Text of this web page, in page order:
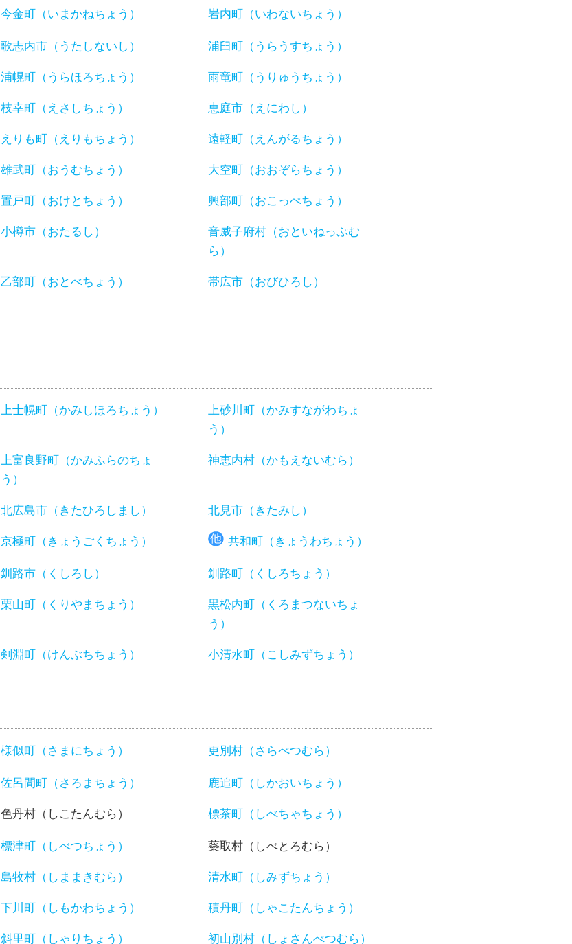
今金町（いまかねちょう） 岩内町（いわないちょう）
歌志内市（うたしないし） 浦臼町（うらうすちょう）
浦幌町（うらほろちょう） 雨竜町（うりゅうちょう）
枝幸町（えさしちょう） 恵庭市（えにわし）
えりも町（えりもちょう） 遠軽町（えんがるちょう）
雄武町（おうむちょう） 大空町（おおぞらちょう）
置戸町（おけとちょう） 興部町（おこっぺちょう）
小樽市（おたるし）
音威子府村（おといねっぷむ
ら）
乙部町（おとべちょう） 帯広市（おびひろし）
上士幌町（かみしほろちょう）
上砂川町（かみすながわちょ
う）
上富良野町（かみふらのちょ
う）
神恵内村（かもえないむら）
北広島市（きたひろしまし） 北見市（きたみし）
京極町（きょうごくちょう） 共和町（きょうわちょう）
釧路市（くしろし） 釧路町（くしろちょう）
栗山町（くりやまちょう）
黒松内町（くろまつないちょ
う）
剣淵町（けんぶちちょう） 小清水町（こしみずちょう）
様似町（さまにちょう） 更別村（さらべつむら）
佐呂間町（さろまちょう） 鹿追町（しかおいちょう）
色丹村（しこたんむら） 標茶町（しべちゃちょう）
標津町（しべつちょう） 蘂取村（しべとろむら）
島牧村（しままきむら） 清水町（しみずちょう）
下川町（しもかわちょう） 積丹町（しゃこたんちょう）
斜里町（しゃりちょう） 初山別村（しょさんべつむら）